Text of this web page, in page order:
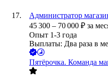
Администратор
45 300 – 70 000 ₽ за
Опыт 1-3 года
Выплаты: Два раза в
Пятёрочка. Команда